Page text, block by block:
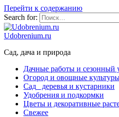
Перейти к содержанию
Search for:
Udobrenium.ru
Сад, дача и природа
Дачные работы и сезонный
Огород и овощные
Сад_ деревья и кустарники
Удобрения и подкормки
Цветы и декоративные
Свежее